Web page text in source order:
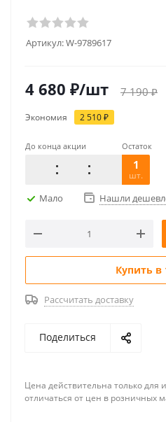
Артикул:W-9789617
4 680 ₽/шт 7 190₽
Экономия 2 510₽
До конца акции Остаток
1
шт.
Мало Нашли
Купить в
Рассчитать доставку
Поделиться
Цена действительна только для
отличаться от цен в розничных